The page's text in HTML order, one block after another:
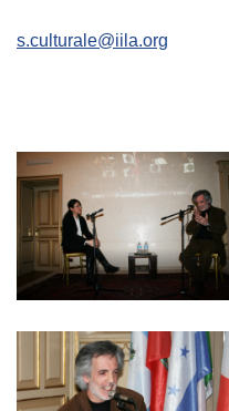
s.culturale@iila.org